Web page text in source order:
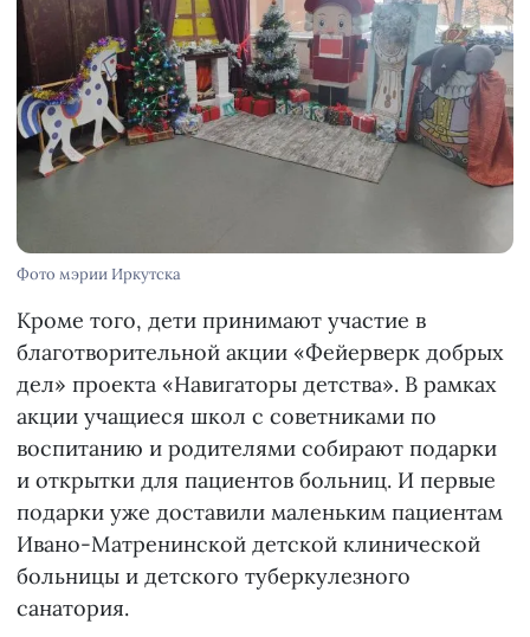
Фото мэрии Иркутска
Кроме того, дети принимают участие в
благотворительной акции «Фейерверк добрых
дел» проекта «Навигаторы детства». В рамках
акции учащиеся школ с советниками по
воспитанию и родителями собирают подарки
и открытки для пациентов больниц. И первые
подарки уже доставили маленьким пациентам
Ивано-Матренинской детской клинической
больницы и детского туберкулезного
санатория.